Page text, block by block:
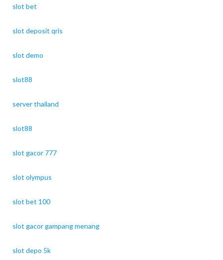
slot bet
slot deposit qris
slot demo
slot88
server thailand
slot88
slot gacor 777
slot olympus
slot bet 100
slot gacor gampang menang
slot depo 5k